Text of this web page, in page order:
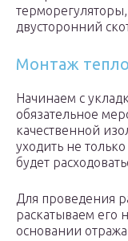
двусторонний
Монтаж
Начинаем с
обязательное
качественной
уходить не
будет
Для проведения
раскатываем его
основании